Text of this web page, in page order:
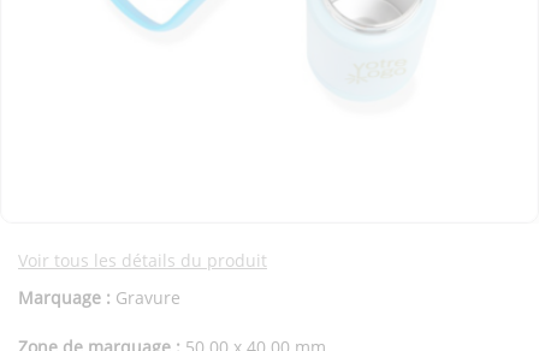
Voir tous les détails du produit
Marquage : Gravure